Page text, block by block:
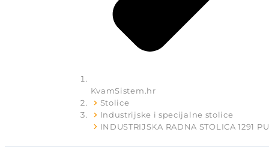
KvamSistem.hr
Stolice
Industrijske i specijalne stolice
INDUSTRIJSKA RADNA STOLICA 1291